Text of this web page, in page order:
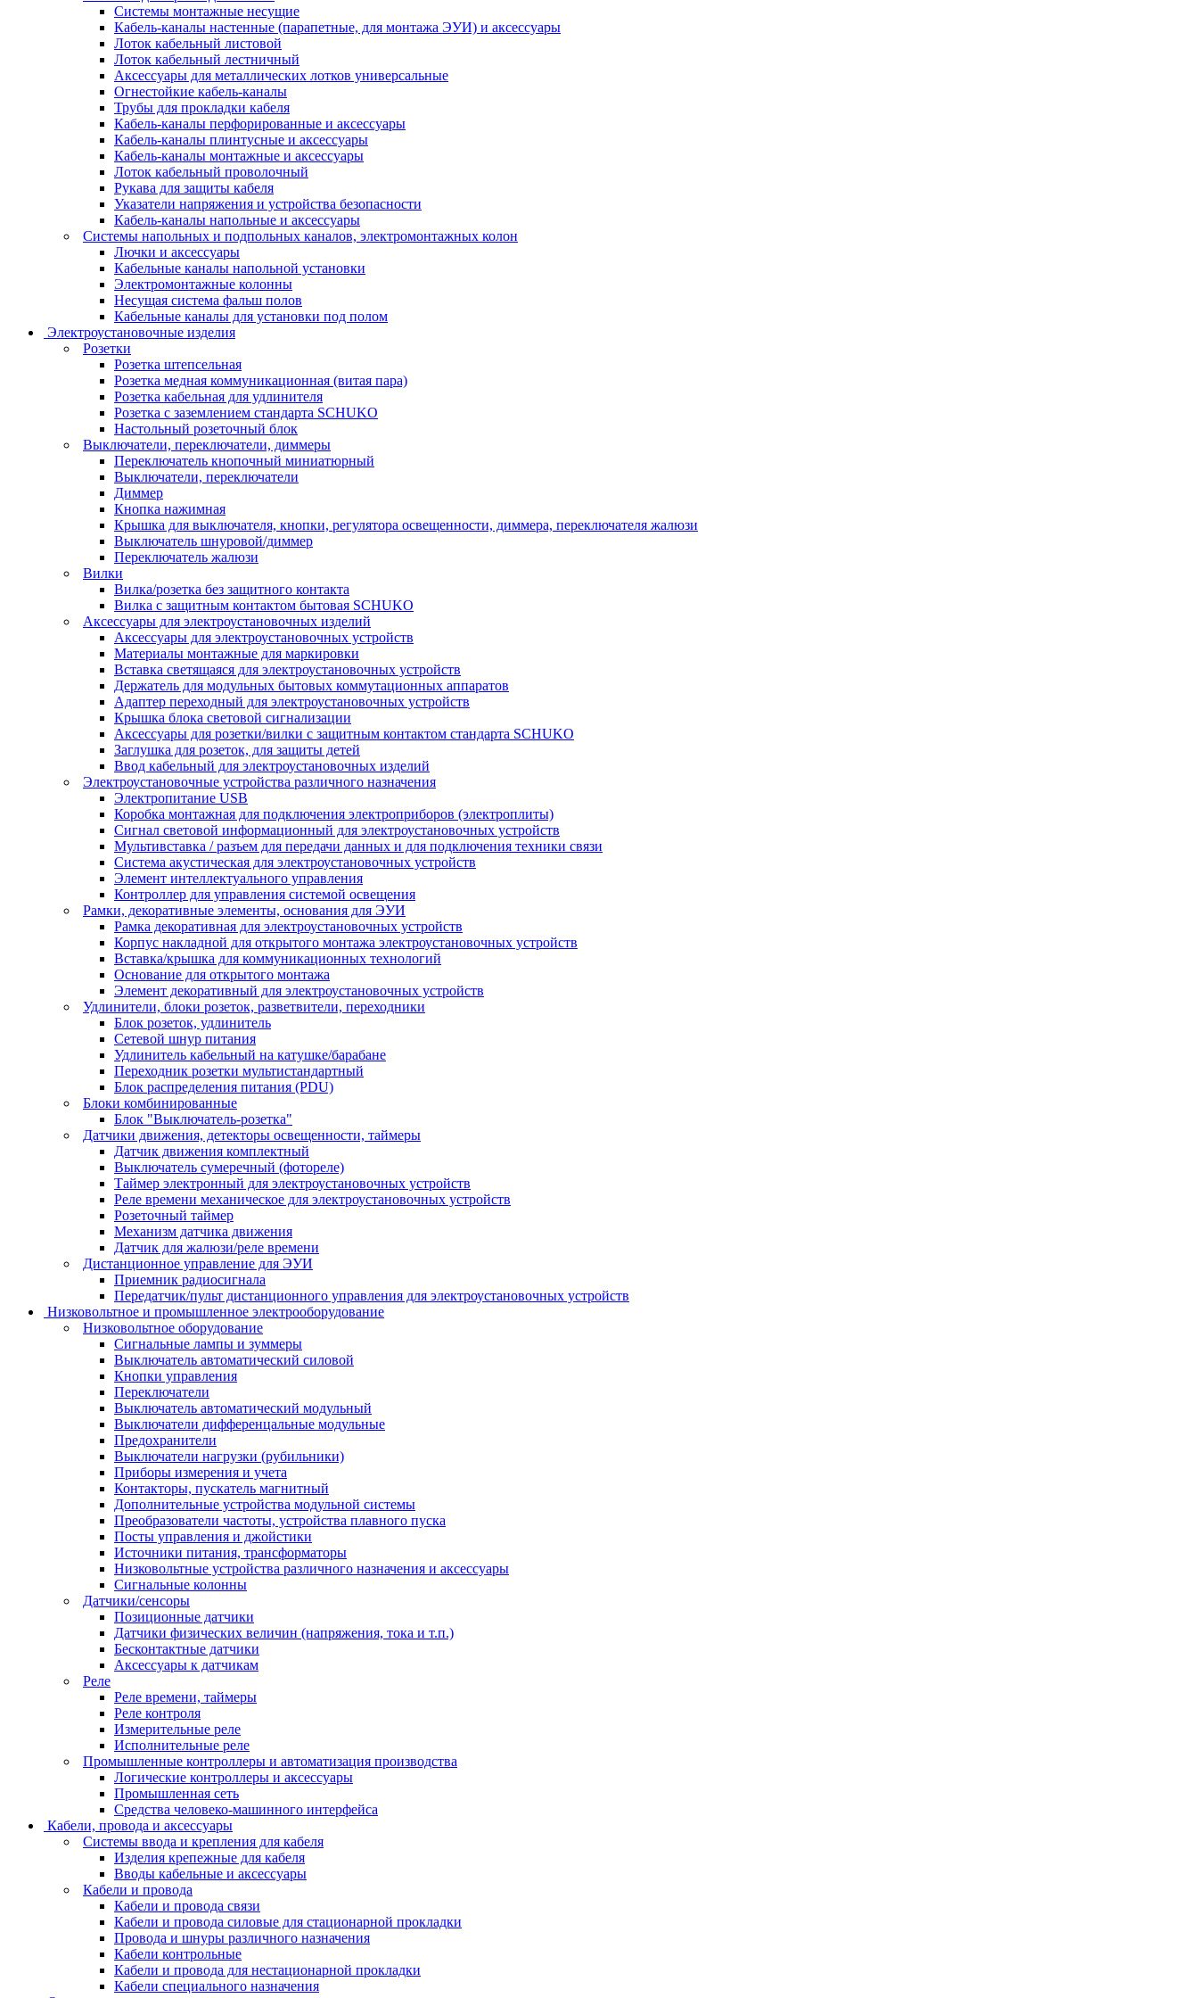
Системы монтажные несущие
Кабель-каналы настенные (парапетные, для монтажа ЭУИ) и аксессуары
Лоток кабельный листовой
Лоток кабельный лестничный
Аксессуары для металлических лотков универсальные
Огнестойкие кабель-каналы
Трубы для прокладки кабеля
Кабель-каналы перфорированные и аксессуары
Кабель-каналы плинтусные и аксессуары
Кабель-каналы монтажные и аксессуары
Лоток кабельный проволочный
Рукава для защиты кабеля
Указатели напряжения и устройства безопасности
Кабель-каналы напольные и аксессуары
Системы напольных и подпольных каналов, электромонтажных колон
Лючки и аксессуары
Кабельные каналы напольной установки
Электромонтажные колонны
Несущая система фальш полов
Кабельные каналы для установки под полом
Электроустановочные изделия
Розетки
Розетка штепсельная
Розетка медная коммуникационная (витая пара)
Розетка кабельная для удлинителя
Розетка с заземлением стандарта SCHUKO
Настольный розеточный блок
Выключатели, переключатели, диммеры
Переключатель кнопочный миниатюрный
Выключатели, переключатели
Диммер
Кнопка нажимная
Крышка для выключателя, кнопки, регулятора освещенности, диммера, переключателя жалюзи
Выключатель шнуровой/диммер
Переключатель жалюзи
Вилки
Вилка/розетка без защитного контакта
Вилка с защитным контактом бытовая SCHUKO
Аксессуары для электроустановочных изделий
Аксессуары для электроустановочных устройств
Материалы монтажные для маркировки
Вставка светящаяся для электроустановочных устройств
Держатель для модульных бытовых коммутационных аппаратов
Адаптер переходный для электроустановочных устройств
Крышка блока световой сигнализации
Аксессуары для розетки/вилки с защитным контактом стандарта SCHUKO
Заглушка для розеток, для защиты детей
Ввод кабельный для электроустановочных изделий
Электроустановочные устройства различного назначения
Электропитание USB
Коробка монтажная для подключения электроприборов (электроплиты)
Сигнал световой информационный для электроустановочных устройств
Мультивставка / разъем для передачи данных и для подключения техники связи
Система акустическая для электроустановочных устройств
Элемент интеллектуального управления
Контроллер для управления системой освещения
Рамки, декоративные элементы, основания для ЭУИ
Рамка декоративная для электроустановочных устройств
Корпус накладной для открытого монтажа электроустановочных устройств
Вставка/крышка для коммуникационных технологий
Основание для открытого монтажа
Элемент декоративный для электроустановочных устройств
Удлинители, блоки розеток, разветвители, переходники
Блок розеток, удлинитель
Сетевой шнур питания
Удлинитель кабельный на катушке/барабане
Переходник розетки мультистандартный
Блок распределения питания (PDU)
Блоки комбинированные
Блок "Выключатель-розетка"
Датчики движения, детекторы освещенности, таймеры
Датчик движения комплектный
Выключатель сумеречный (фотореле)
Таймер электронный для электроустановочных устройств
Реле времени механическое для электроустановочных устройств
Розеточный таймер
Механизм датчика движения
Датчик для жалюзи/реле времени
Дистанционное управление для ЭУИ
Приемник радиосигнала
Передатчик/пульт дистанционного управления для электроустановочных устройств
Низковольтное и промышленное электрооборудование
Низковольтное оборудование
Сигнальные лампы и зуммеры
Выключатель автоматический силовой
Кнопки управления
Переключатели
Выключатель автоматический модульный
Выключатели дифференцальные модульные
Предохранители
Выключатели нагрузки (рубильники)
Приборы измерения и учета
Контакторы, пускатель магнитный
Дополнительные устройства модульной системы
Преобразователи частоты, устройства плавного пуска
Посты управления и джойстики
Источники питания, трансформаторы
Низковольтные устройства различного назначения и аксессуары
Сигнальные колонны
Датчики/сенсоры
Позиционные датчики
Датчики физических величин (напряжения, тока и т.п.)
Бесконтактные датчики
Аксессуары к датчикам
Реле
Реле времени, таймеры
Реле контроля
Измерительные реле
Исполнительные реле
Промышленные контроллеры и автоматизация производства
Логические контроллеры и аксессуары
Промышленная сеть
Средства человеко-машинного интерфейса
Кабели, провода и аксессуары
Системы ввода и крепления для кабеля
Изделия крепежные для кабеля
Вводы кабельные и аксессуары
Кабели и провода
Кабели и провода связи
Кабели и провода силовые для стационарной прокладки
Провода и шнуры различного назначения
Кабели контрольные
Кабели и провода для нестационарной прокладки
Кабели специального назначения